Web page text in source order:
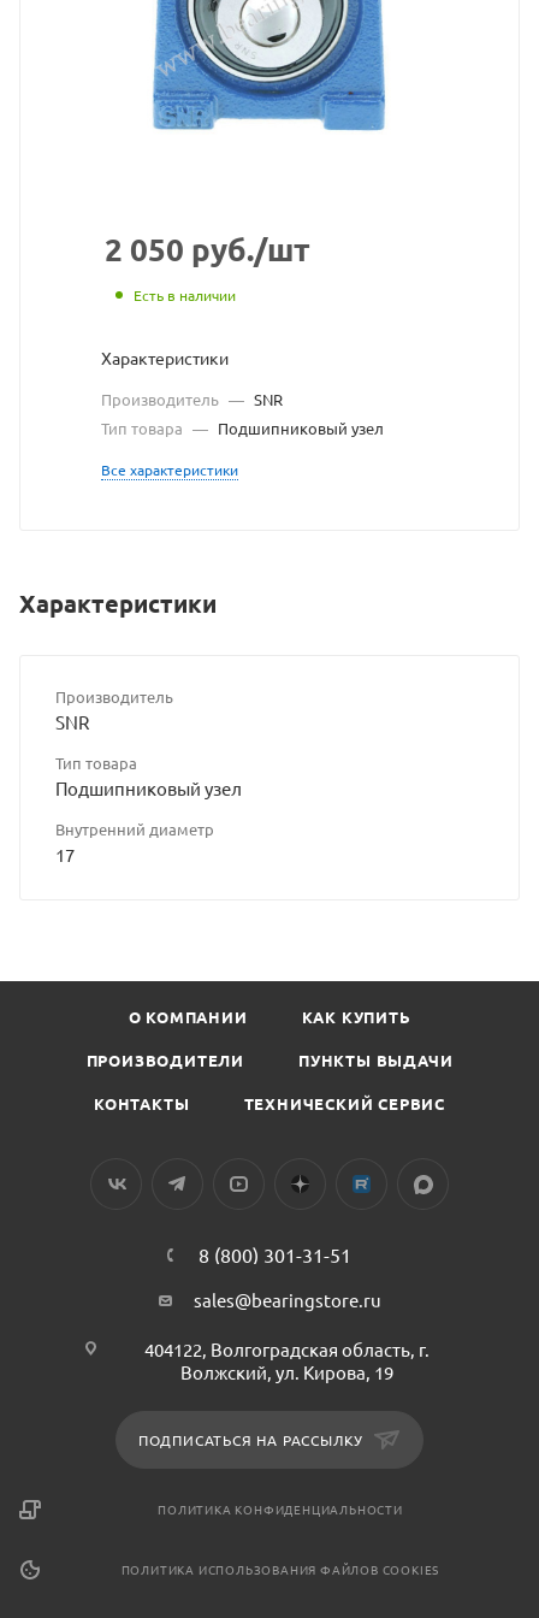
2 050 руб./шт
Есть в наличии
Характеристики
Производитель — SNR
Тип товара — Подшипниковый узел
Все характеристики
Характеристики
Производитель
SNR
Тип товара
Подшипниковый узел
Внутренний диаметр
17
О КОМПАНИИ КАК КУПИТЬ
ПРОИЗВОДИТЕЛИ ПУНКТЫ ВЫДАЧИ
КОНТАКТЫ ТЕХНИЧЕСКИЙ СЕРВИС
8 (800) 301-31-51
sales@bearingstore.ru
404122, Волгоградская область, г.
Волжский, ул. Кирова, 19
ПОДПИСАТЬСЯ НА РАССЫЛКУ
ПОЛИТИКА КОНФИДЕНЦИАЛЬНОСТИ
ПОЛИТИКА ИСПОЛЬЗОВАНИЯ ФАЙЛОВ COOKIES